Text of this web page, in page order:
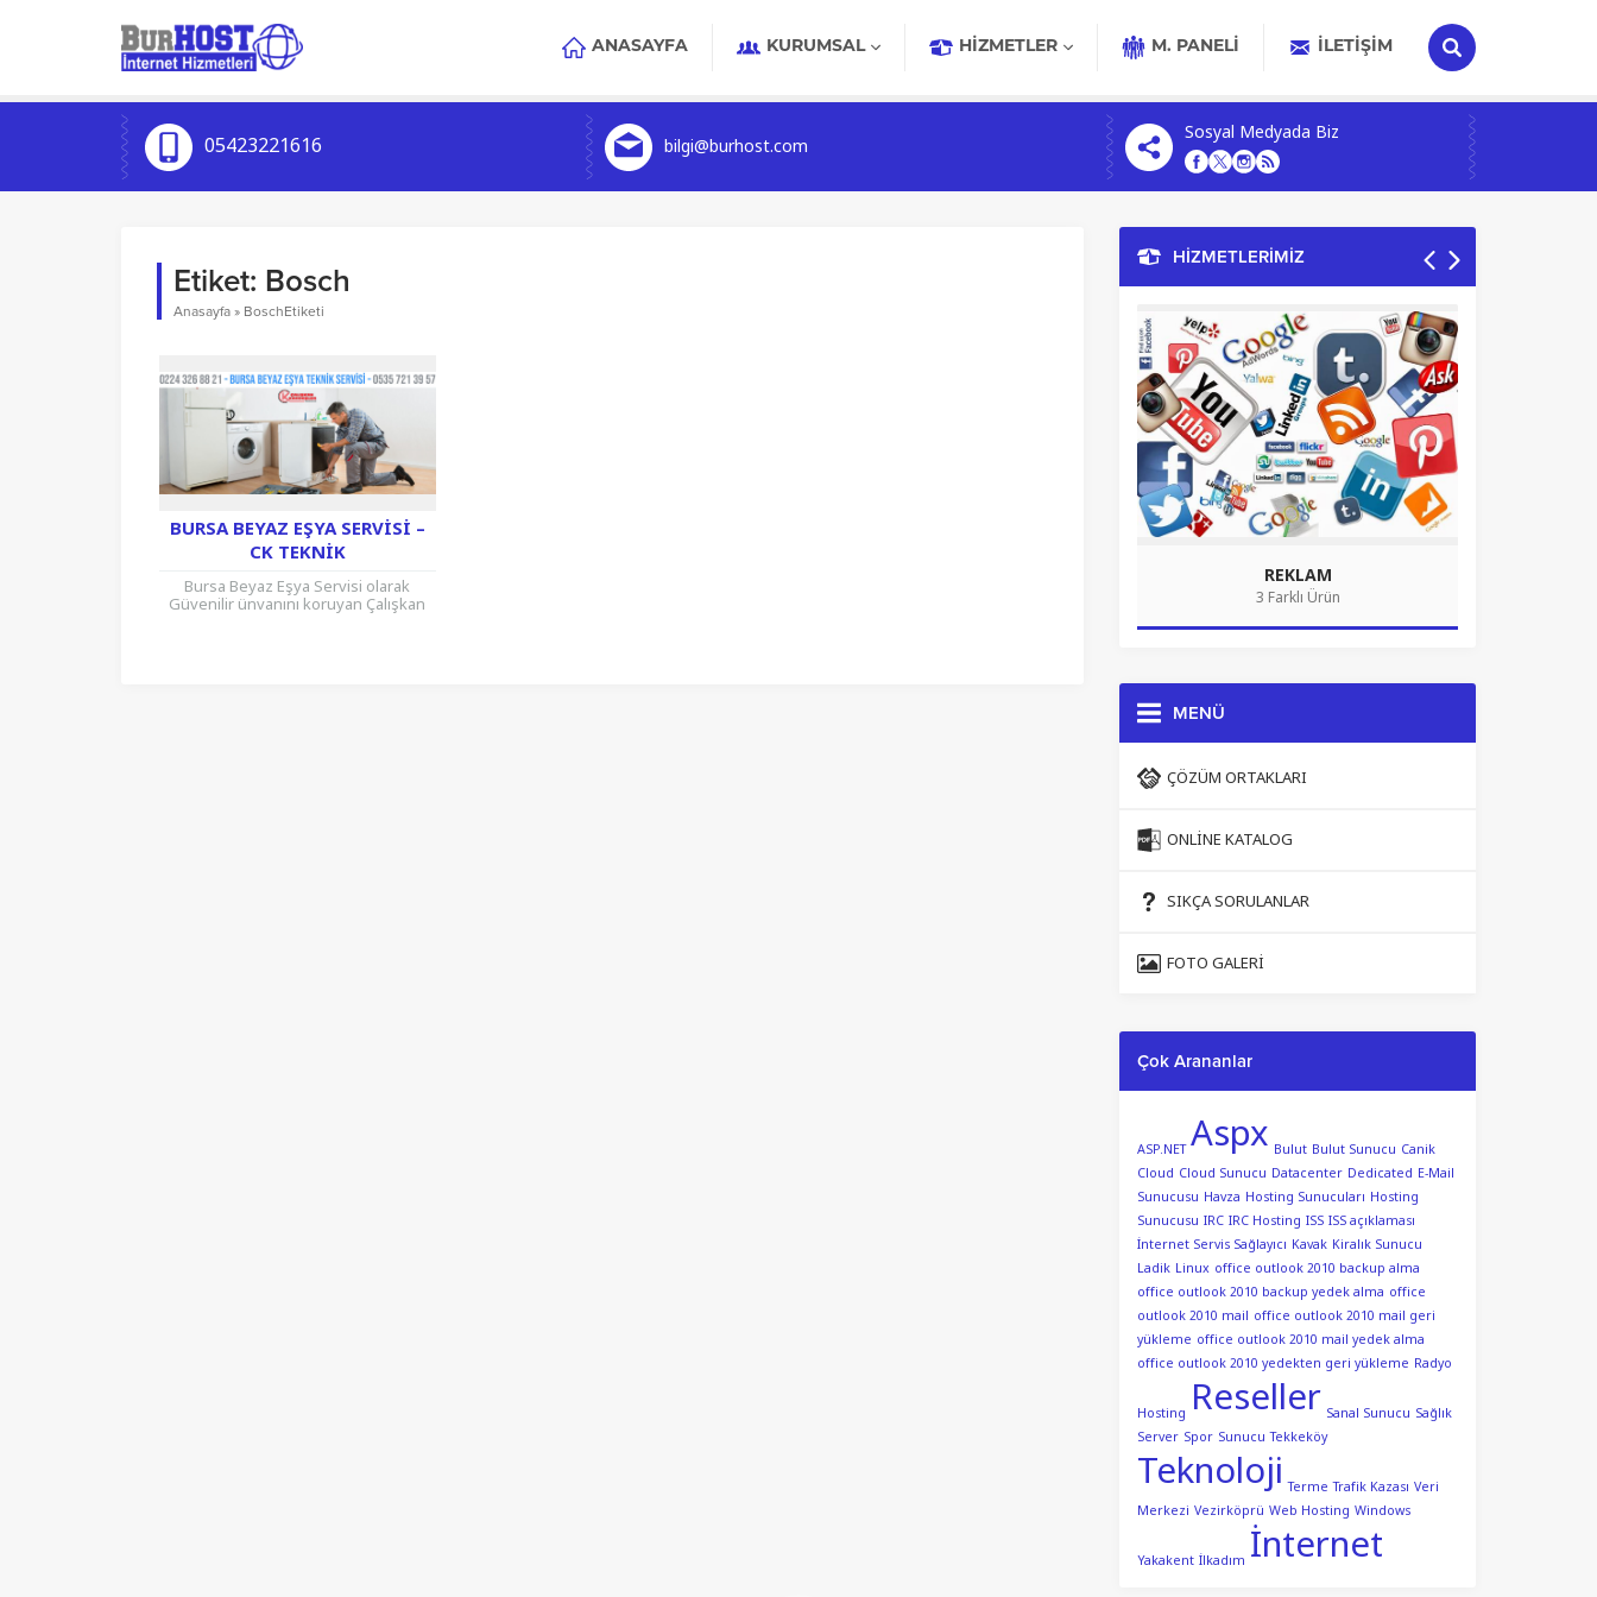
ANASAYFA KURUMSAL HIZMETLER M. PANELİ İLETIŞIM
05423221616 bilgi@burhost.com
Sosyal Medyada Biz
Etiket: Bosch
Anasayfa » BoschEtiketi
BURSA BEYAZ EŞYA SERVISI –
CK TEKNIK
Bursa Beyaz Eşya Servisi olarak
Güvenilir ünvanını koruyan Çalışkan
HİZMETLERİMİZ
REKLAM
3 Farklı Ürün
MENÜ
ÇÖZÜM ORTAKLARI
ONLINE KATALOG
SIKÇA SORULANLAR
FOTO GALERI
Çok Arananlar
ASP.NET Aspx Bulut Bulut Sunucu Canik
Cloud Cloud Sunucu Datacenter Dedicated E-Mail
Sunucusu Havza Hosting Sunucuları Hosting
Sunucusu IRC IRC Hosting ISS ISS açıklaması
İnternet Servis Sağlayıcı Kavak Kiralık Sunucu
Ladik Linux office outlook 2010 backup alma
office outlook 2010 backup yedek alma office
outlook 2010 mail office outlook 2010 mail geri
yükleme office outlook 2010 mail yedek alma
office outlook 2010 yedekten geri yükleme Radyo
Hosting Reseller Sanal Sunucu Sağlık
Server Spor Sunucu Tekkeköy
Teknoloji Terme Trafik Kazası Veri
Merkezi Vezirköprü Web Hosting Windows
Yakakent İlkadım İnternet